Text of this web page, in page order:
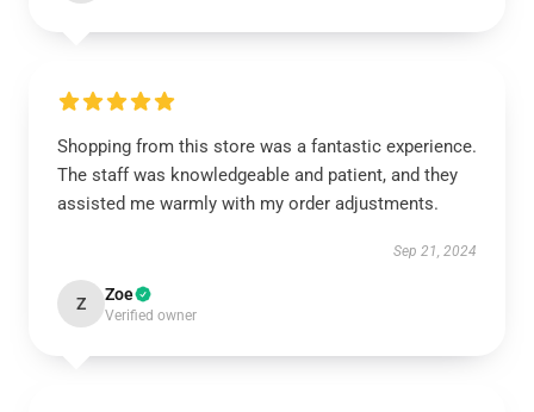
Shopping from this store was a fantastic experience.
The staff was knowledgeable and patient, and they
assisted me warmly with my order adjustments.
Sep 21, 2024
Z Zoe
Verified owner